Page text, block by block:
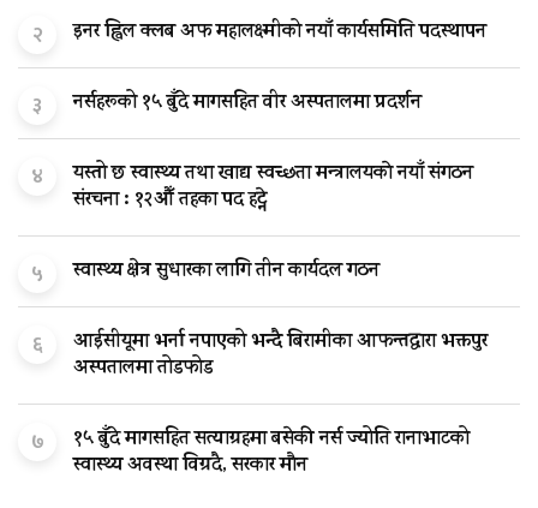
२ इनर ह्विल क्लब अफ महालक्ष्मीको नयाँ कार्यसमिति पदस्थापन
३ नर्सहरूको १५ बुँदे मागसहित वीर अस्पतालमा प्रदर्शन
४
यस्तो छ स्वास्थ्य तथा खाद्य स्वच्छता मन्त्रालयकाे नयाँ संगठन
संरचना : १२औँ तहका पद हट्ने
५ स्वास्थ्य क्षेत्र सुधारका लागि तीन कार्यदल गठन
६
आईसीयूमा भर्ना नपाएको भन्दै बिरामीका आफन्तद्वारा भक्तपुर
अस्पतालमा तोडफोड
७
१५ बुँदे मागसहित सत्याग्रहमा बसेकी नर्स ज्योति रानाभाटको
स्वास्थ्य अवस्था विग्रदै, सरकार मौन